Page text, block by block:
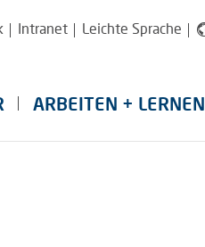
Intranet Leichte Sprache
ARBEITEN + LERNEN